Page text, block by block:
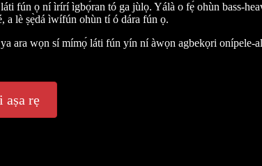
fún ọ ní ìrírí ìgbọ́ran tó ga jùlọ. Yálà o fẹ́ ohùn bass-
a lè ṣẹ̀dá ìwífún ohùn tí ó dára fún ọ.
ara wọn sí mímọ́ láti fún yín ní àwọn agbekọri onípele-
aṣa rẹ